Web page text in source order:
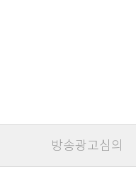
방송광고심의